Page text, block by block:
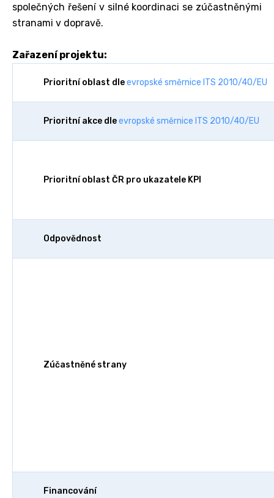
společných řešení v silné koordinaci se zúčastněnými
stranami v dopravě.
Zařazení projektu:
Prioritní oblast dleevropské směrnice ITS 2010/40/EU
Prioritní akce dleevropské směrnice ITS 2010/40/EU
Prioritní oblast ČR pro ukazatele KPI
Odpovědnost
Zúčastněné strany
Financování